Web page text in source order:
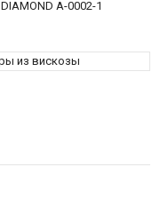
DIAMOND A-0002-1